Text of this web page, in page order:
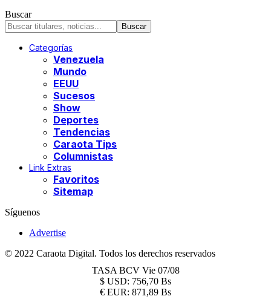
Buscar
Categorías
Venezuela
Mundo
EEUU
Sucesos
Show
Deportes
Tendencias
Caraota Tips
Columnistas
Link Extras
Favoritos
Sitemap
Síguenos
Advertise
© 2022 Caraota Digital. Todos los derechos reservados
TASA BCV Vie 07/08
$ USD: 756,70 Bs
€ EUR: 871,89 Bs